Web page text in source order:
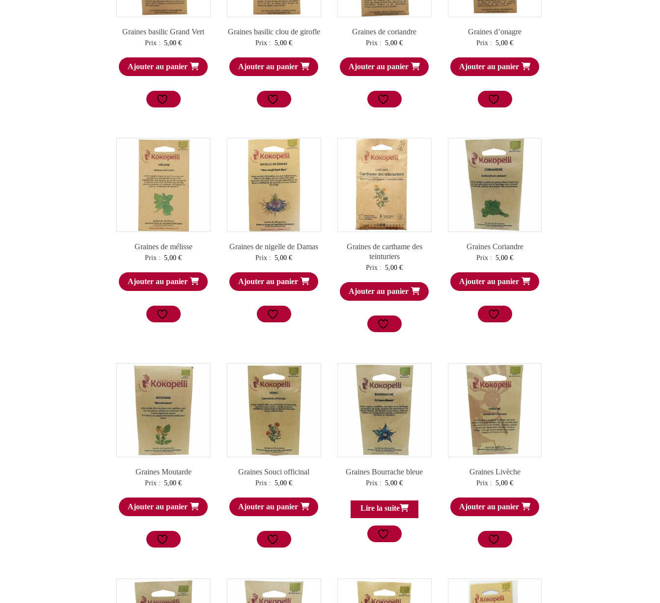
Graines basilic Grand Vert
Prix : 5,00€
Ajouter au panier
Graines basilic clou de girofle
Prix : 5,00€
Ajouter au panier
Graines de coriandre
Prix : 5,00€
Ajouter au panier
Graines d’onagre
Prix : 5,00€
Ajouter au panier
Graines de mélisse
Prix : 5,00€
Ajouter au panier
Graines de nigelle de Damas
Prix : 5,00€
Ajouter au panier
Graines de carthame des
teinturiers
Prix : 5,00€
Ajouter au panier
Graines Coriandre
Prix : 5,00€
Ajouter au panier
Graines Moutarde
Prix : 5,00€
Ajouter au panier
Graines Souci officinal
Prix : 5,00€
Ajouter au panier
Graines Bourrache bleue
Prix : 5,00€
Lire la suite
Graines Livèche
Prix : 5,00€
Ajouter au panier